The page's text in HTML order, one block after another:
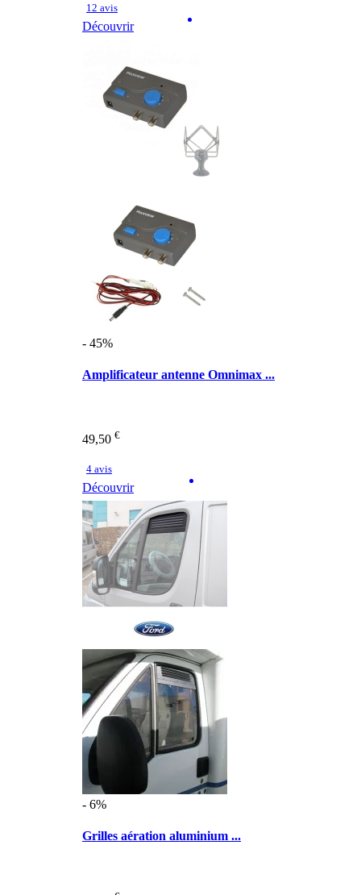
12 avis
Découvrir
- 45%
Amplificateur antenne Omnimax ...
49,50 €
4 avis
Découvrir
- 6%
Grilles aération aluminium ...